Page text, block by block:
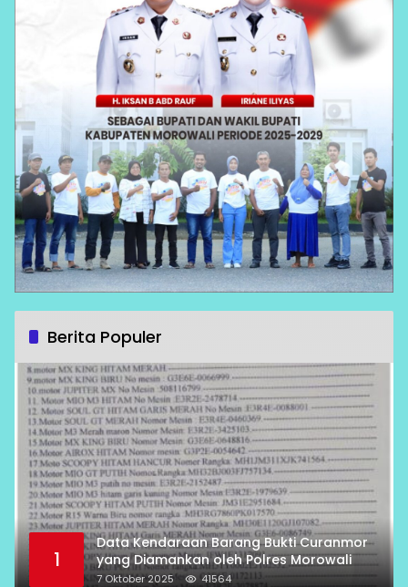
Berita Populer
1
Data Kendaraan Barang Bukti Curanmor
yang Diamankan oleh Polres Morowali
7 Oktober 2025 41564